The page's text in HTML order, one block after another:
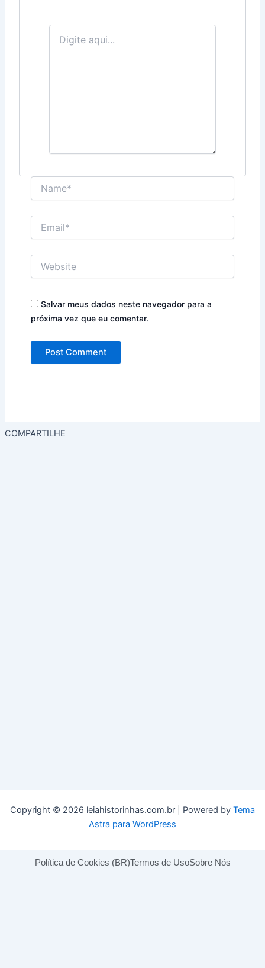
aqui...
Email*
Website
Salvar meus dados neste navegador para a
próxima vez que eu comentar.
COMPARTILHE
Copyright © 2026 leiahistorinhas.com.br | Powered by Tema
Astra para WordPress
Política de Cookies (BR)Termos de UsoSobre Nós